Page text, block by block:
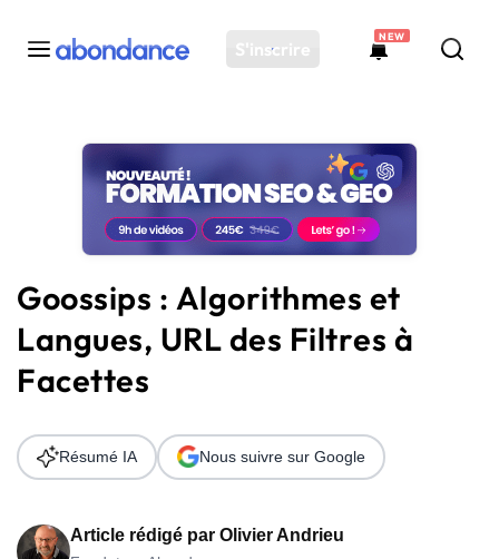
S'inscrire
NEW
Toutes les actus
Actus SEO
Plateforme
Solutions
Ressources
Audit SEO
Goossips : Algorithmes et
Langues, URL des Filtres à
Facettes
Article rédigé par Olivier Andrieu
Résumé IA Nous suivre sur Google